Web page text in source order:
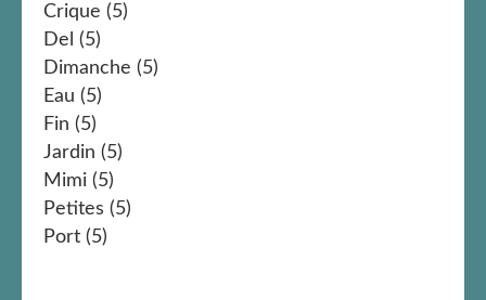
Crique (5)
Del (5)
Dimanche (5)
Eau (5)
Fin (5)
Jardin (5)
Mimi (5)
Petites (5)
Port (5)